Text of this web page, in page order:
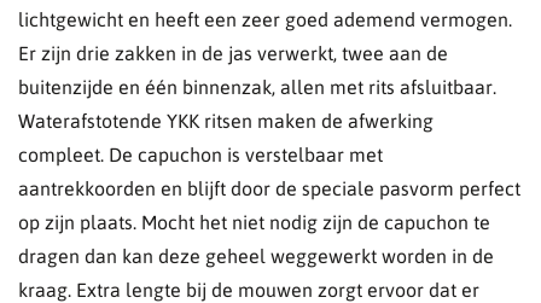
lichtgewicht en heeft een zeer goed ademend vermogen.
Er zijn drie zakken in de jas verwerkt, twee aan de
buitenzijde en één binnenzak, allen met rits afsluitbaar.
Waterafstotende YKK ritsen maken de afwerking
compleet. De capuchon is verstelbaar met
aantrekkoorden en blijft door de speciale pasvorm perfect
op zijn plaats. Mocht het niet nodig zijn de capuchon te
dragen dan kan deze geheel weggewerkt worden in de
kraag. Extra lengte bij de mouwen zorgt ervoor dat er